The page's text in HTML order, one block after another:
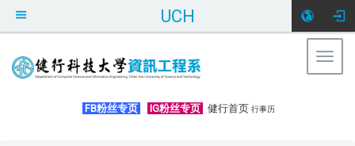
UCH
FB粉丝专页 IG粉丝专页 健行首页 行事历